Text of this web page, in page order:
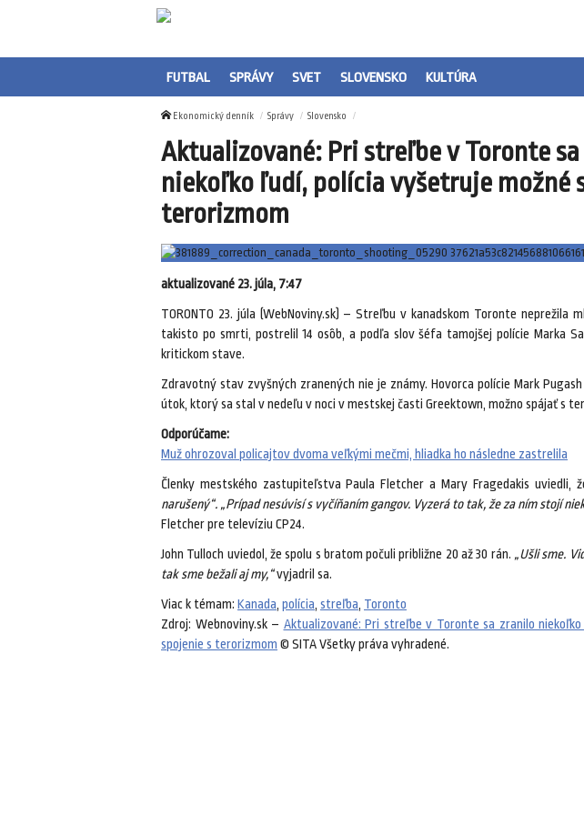
FUTBAL SPRÁVY SVET SLOVENSKO KULTÚRA
Ekonomický denník Správy Slovensko
Aktualizované: Pri streľbe v Toronte
niekoľko ľudí, polícia vyšetruje možné
terorizmom
aktualizované 23. júla, 7:47
TORONTO 23. júla (WebNoviny.sk) – Streľbu v kanadskom Toronte neprežila
takisto po smrti, postrelil 14 osôb, a podľa slov šéfa tamojšej polície Marka
kritickom stave.
Zdravotný stav zvyšných zranených nie je známy. Hovorca polície Mark
útok, ktorý sa stal v nedeľu v noci v mestskej časti Greektown, možno spájať s
Odporúčame:
Muž ohrozoval policajtov dvoma veľkými mečmi, hliadka ho následne zastrelila
Členky mestského zastupiteľstva Paula Fletcher a Mary Fragedakis uviedli,
narušený“. „Prípad nesúvisí s vyčíňaním gangov. Vyzerá to tak, že za ním stojí
Fletcher pre televíziu CP24.
John Tulloch uviedol, že spolu s bratom počuli približne 20 až 30 rán. „Ušli sme.
tak sme bežali aj my,“vyjadril sa.
Viac k témam: Kanada, polícia, streľba, Toronto
Zdroj: Webnoviny.sk – Aktualizované: Pri streľbe v Toronte sa zranilo
spojenie s terorizmom © SITA Všetky práva vyhradené.